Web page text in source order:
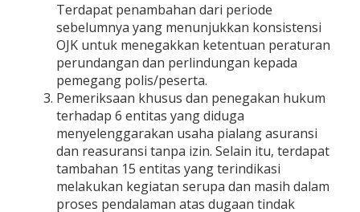
Terdapat penambahan dari periode
sebelumnya yang menunjukkan konsistensi
OJK untuk menegakkan ketentuan peraturan
perundangan dan perlindungan kepada
pemegang polis/peserta.
Pemeriksaan khusus dan penegakan hukum
terhadap 6 entitas yang diduga
menyelenggarakan usaha pialang asuransi
dan reasuransi tanpa izin. Selain itu, terdapat
tambahan 15 entitas yang terindikasi
melakukan kegiatan serupa dan masih dalam
proses pendalaman atas dugaan tindak